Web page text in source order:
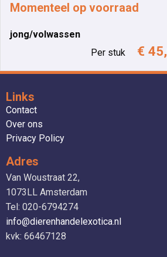
Momenteel op voorraad
jong/volwassen
Per stuk
€
Links
Contact
Over ons
Privacy Policy
Adres
Van Woustraat 22,
1073LL Amsterdam
Tel: 020-6794274
info@dierenhandelexotica.nl
kvk: 66467128